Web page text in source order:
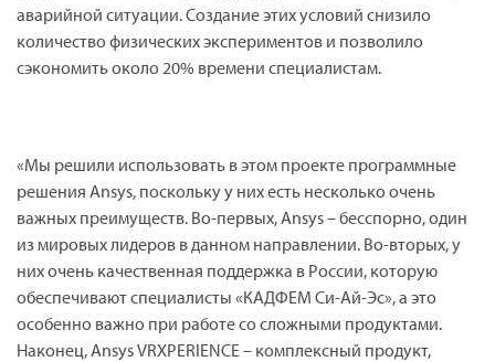
аварийной ситуации. Создание этих условий снизило
количество физических экспериментов и позволило
сэкономить около 20% времени специалистам.
«Мы решили использовать в этом проекте программные
решения Ansys, поскольку у них есть несколько очень
важных преимуществ. Во-первых,Ansys– бесспорно, один
из мировых лидеров в данном направлении. Во-вторых, у
них очень качественная поддержка в России, которую
обеспечивают специалисты «КАДФЕМ Си-Ай-Эс», а это
особенно важно при работе со сложными продуктами.
Наконец,AnsysVRXPERIENCE– комплексный продукт,